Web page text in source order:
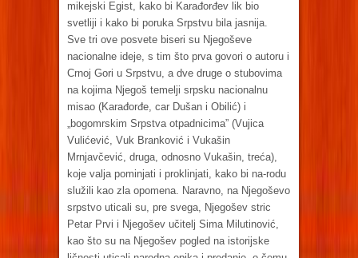
mikejski Egist, kako bi Karađorđev lik bio
svetliji i kako bi poruka Srpstvu bila jasnija.
Sve tri ove posvete biseri su Njegoševe
nacionalne ideje, s tim što prva govori o autoru i
Crnoj Gori u Srpstvu, a dve druge o stubovima
na kojima Njegoš temelji srpsku nacionalnu
misao (Karađorđe, car Dušan i Obilić) i
„bogomrskim Srpstva otpadnicima” (Vujica
Vulićević, Vuk Branković i Vukašin
Mrnjavčević, druga, odnosno Vukašin, treća),
koje valja pominjati i proklinjati, kako bi na-rodu
služili kao zla opomena. Naravno, na Njegoševo
srpstvo uticali su, pre svega, Njegošev stric
Petar Prvi i Njegošev učitelj Sima Milutinović,
kao što su na Njegošev pogled na istorijske